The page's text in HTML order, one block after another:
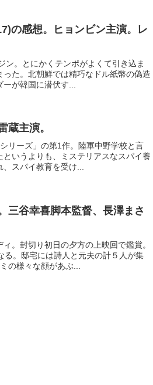
の感想。ヒョンビン主演。レ
ン。とにかくテンポがよくて引き込ま
た。北朝鮮では精巧なドル紙幣の偽造
が韓国に潜伏す...
蔵主演。
リーズ」の第1作。陸軍中野学校と言
いうよりも、ミステリアスなスパイ養
、スパイ教育を受け...
三谷幸喜脚本監督、長澤まさ
。封切り初日の夕方の上映回で鑑賞。
。邸宅には詩人と元夫の計５人が集
の様々な顔があぶ...